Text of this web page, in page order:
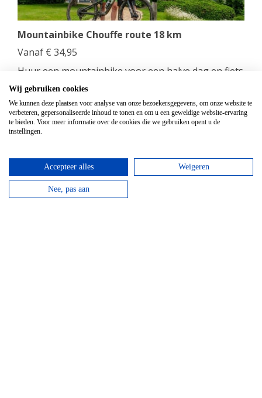
Mountainbike Chouffe route 18 km
Vanaf € 34,95
Huur een mountainbike voor een halve dag en fiets
langs de beroemde Achouffe brouwerij.
bekijken
Wij gebruiken cookies
We kunnen deze plaatsen voor analyse van onze bezoekersgegevens, om onze website te
verbeteren, gepersonaliseerde inhoud te tonen en om u een geweldige website-ervaring
te bieden. Voor meer informatie over de cookies die we gebruiken opent u de
instellingen.
Accepteer alles Weigeren
Nee, pas aan